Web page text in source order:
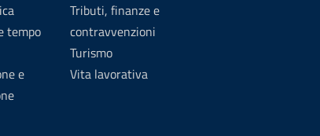
tempo
e
Tributi, finanze e
contravvenzioni
Turismo
Vita lavorativa